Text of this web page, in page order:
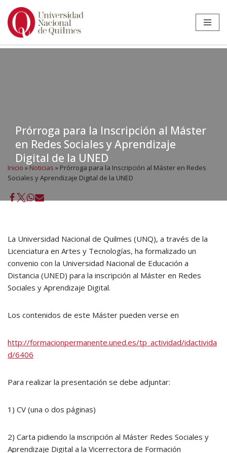
Ir
Prórroga para la Inscripción al Máster
en Redes Sociales y Aprendizaje
Digital de la UNED
Inicio »Noticias » Prórroga para la Inscripción al Máster en Redes
Sociales y Aprendizaje Digital de la UNED
La Universidad Nacional de Quilmes (UNQ), a través de la
Licenciatura en Artes y Tecnologías, ha formalizado un
convenio con la Universidad Nacional de Educación a
Distancia (UNED) para la inscripción al Máster en Redes
Sociales y Aprendizaje Digital.
Los contenidos de este Máster pueden verse en
http://formacionpermanente.uned.es/tp_actividad/idactivida
d/6406
Para realizar la presentación se debe adjuntar:
1) CV (una o dos páginas)
2) Carta pidiendo la inscripción al Máster Redes Sociales y
Aprendizaje Digital a la Vicerrectora de Formación